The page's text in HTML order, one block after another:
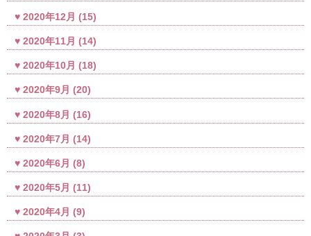
2020年12月 (15)
2020年11月 (14)
2020年10月 (18)
2020年9月 (20)
2020年8月 (16)
2020年7月 (14)
2020年6月 (8)
2020年5月 (11)
2020年4月 (9)